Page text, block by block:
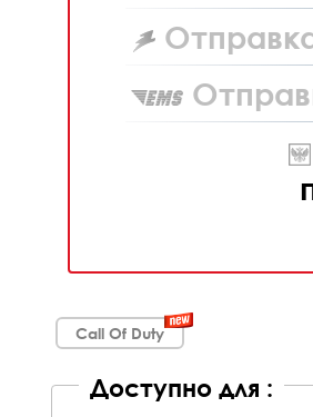
Call Of Duty
Доступно для :